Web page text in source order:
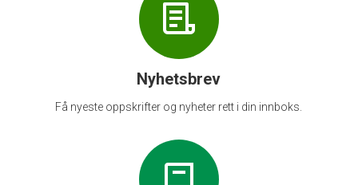
Nyhetsbrev
Få nyeste oppskrifter og nyheter rett i din innboks.